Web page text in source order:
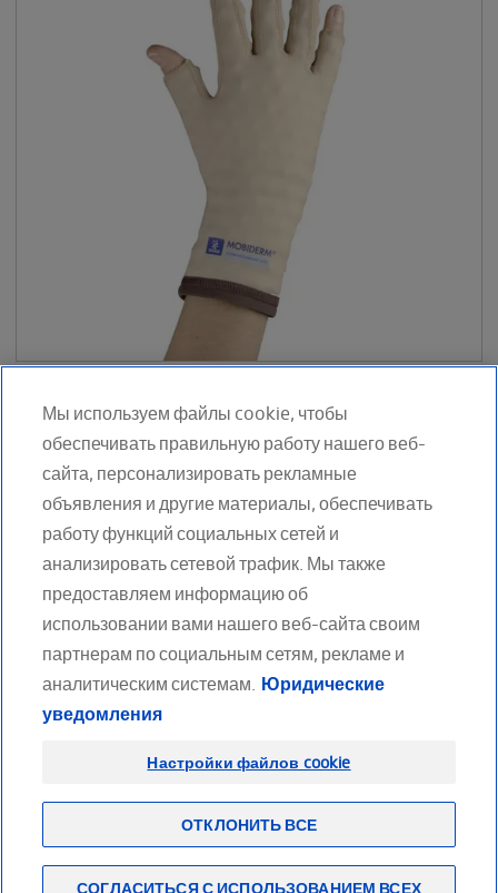
Нумерация
страниц
Текущая
страница
1 Страница
2
Следующая
страница
Next
›
МЫ В СОЦИАЛЬНЫХ СЕТЯХ
Партнерам
Карта сайта
Конфиденциальность
Работа в компании
Мы используем файлы cookie, чтобы
обеспечивать правильную работу нашего веб-
сайта, персонализировать рекламные
объявления и другие материалы, обеспечивать
работу функций социальных сетей и
анализировать сетевой трафик. Мы также
предоставляем информацию об
использовании вами нашего веб-сайта своим
партнерам по социальным сетям, рекламе и
аналитическим системам. Юридические
уведомления
Настройки файлов cookie
ОТКЛОНИТЬ ВСЕ